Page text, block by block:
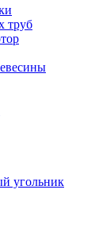
труб
угольник